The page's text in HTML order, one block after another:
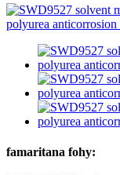
famaritana fohy: